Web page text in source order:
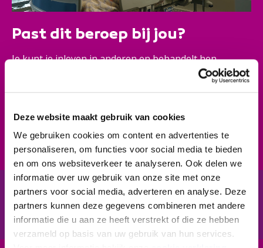
Deze website maakt gebruik van cookies
We gebruiken cookies om content en advertenties te
personaliseren, om functies voor social media te bieden
en om ons websiteverkeer te analyseren. Ook delen we
informatie over uw gebruik van onze site met onze
partners voor social media, adverteren en analyse. Deze
partners kunnen deze gegevens combineren met andere
informatie die u aan ze heeft verstrekt of die ze hebben
verzameld op basis van uw gebruik van hun services.
Past dit beroep bij jou?
Je kunt je inleven in anderen en behandelt hen
respectvol. Je bent oplossingsgericht, kunt goed
samenwerken, organiseren en staat open voor
gezondheidszorg en nieuwe ontwikkelingen daarin.
In het kort De opleiding